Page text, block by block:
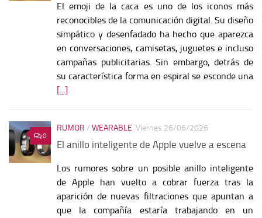
El emoji de la caca es uno de los iconos más
reconocibles de la comunicación digital. Su diseño
simpático y desenfadado ha hecho que aparezca
en conversaciones, camisetas, juguetes e incluso
campañas publicitarias. Sin embargo, detrás de
su característica forma en espiral se esconde una
[...]
0
RUMOR / WEARABLE Viernes 26/06/2026
El anillo inteligente de Apple vuelve a escena
Los rumores sobre un posible anillo inteligente
de Apple han vuelto a cobrar fuerza tras la
aparición de nuevas filtraciones que apuntan a
que la compañía estaría trabajando en un